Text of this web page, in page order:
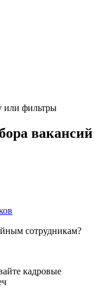
или фильтры
вакансий
сотрудникам?
кадровые